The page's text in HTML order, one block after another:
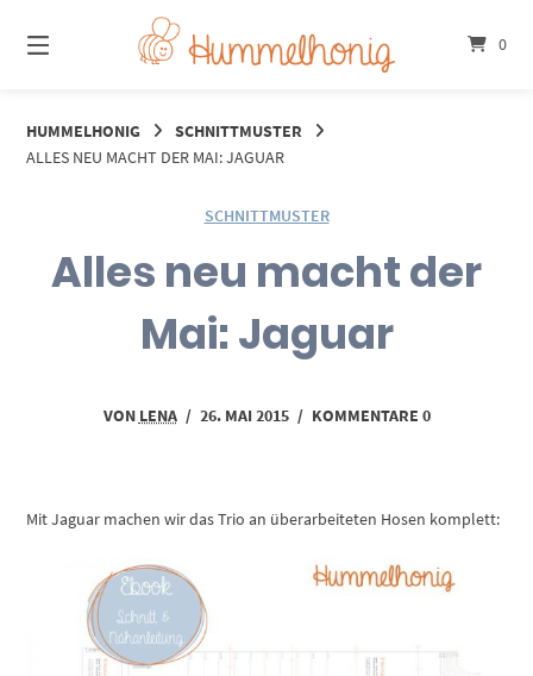
zum
Inhalt
0
HUMMELHONIG
SCHNITTMUSTER
ALLES NEU MACHT DER MAI: JAGUAR
SCHNITTMUSTER
Alles neu macht der
Mai: Jaguar
VON LENA / 26. MAI 2015 / KOMMENTARE 0
Mit Jaguar machen wir das Trio an überarbeiteten Hosen komplett: